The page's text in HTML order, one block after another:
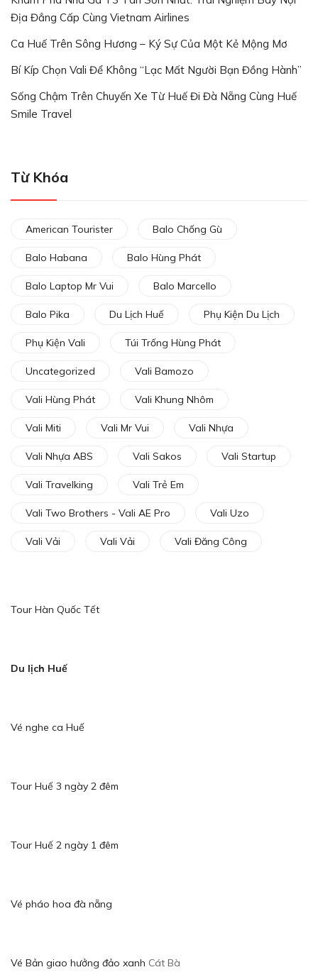
Địa Đẳng Cấp Cùng Vietnam Airlines
Ca Huế Trên Sông Hương – Ký Sự Của Một Kẻ Mộng Mơ
Bí Kíp Chọn Vali Để Không “lạc Mất Người Bạn Đồng Hành”
Sống Chậm Trên Chuyến Xe Từ Huế Đi Đà Nẵng Cùng Huế
Smile Travel
Từ Khóa
American Tourister Balo Chống Gù
Balo Habana Balo Hùng Phát
Balo Laptop Mr Vui Balo Marcello
Balo Pika Du Lịch Huế Phụ Kiện Du Lịch
Phụ Kiện Vali Túi Trống Hùng Phát
Uncategorized Vali Bamozo
Vali Hùng Phát Vali Khung Nhôm
Vali Miti Vali Mr Vui Vali Nhựa
Vali Nhựa ABS Vali Sakos Vali Startup
Vali Travelking Vali Trẻ Em
Vali Two Brothers - Vali AE Pro Vali Uzo
Vali Vải Vali Vải Vali Đăng Công
Tour Hàn Quốc Tết
Du lịch Huế
Vé nghe ca Huế
Tour Huế 3 ngày 2 đêm
Tour Huế 2 ngày 1 đêm
Vé pháo hoa đà nẵng
Vé Bản giao hưởng đảo xanh Cát Bà